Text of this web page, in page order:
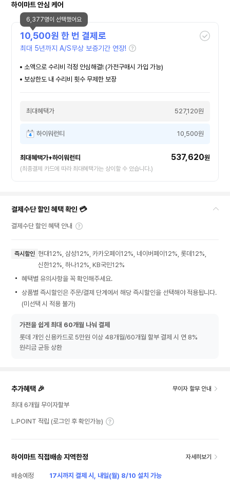
하이마트 안심 케어
10,500원 한 번 결제로
최대 5년까지 A/S무상 보증기간 연장!
소액으로 수리비 걱정 안심해결! (가전구매시 가입 가능)
보상한도 내 수리비 횟수 무제한 보장
최대혜택가 527,120원
하이워런티 10,500원
최대혜택가+하이워런티 537,620원
(최종결제 카드에 따라 최대혜택가는 상이할 수 있습니다.)
6,377명이 선택했어요
결제수단 할인 혜택 확인 💳
결제수단 할인 혜택 안내
즉시할인 현대12%, 삼성12%, 카카오페이12%, 네이버페이12%, 롯데12%,
신한12%, 하나12%, KB국민12%
혜택별 유의사항을 꼭 확인해주세요.
상품별 즉시할인은 주문/결제 단계에서 해당 즉시할인을 선택해야 적용됩니다.
(미선택 시 적용 불가)
가전을 쉽게 최대 60개월 나눠 결제
롯데 개인 신용카드로 5만원 이상 48개월/60개월 할부 결제 시 연 8%
원리금 균등 상환
추가혜택 🎉 무이자 할부 안내
최대 6개월 무이자할부
L.POINT 적립 (로그인 후 확인가능)
하이마트 직접배송 지역한정 자세히보기
배송예정
17시까지 결제 시, 내일(월) 8/10 설치 가능